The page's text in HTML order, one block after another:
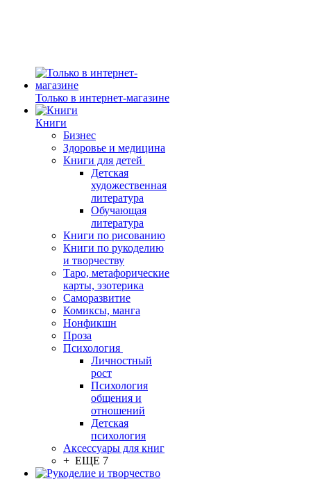
Только в интернет-магазине
Книги
Бизнес
Здоровье и медицина
Книги для детей
Детская
художественная
литература
Обучающая
литература
Книги по рисованию
Книги по рукоделию
и творчеству
Таро, метафорические
карты, эзотерика
Саморазвитие
Комиксы, манга
Нонфикшн
Проза
Психология
Личностный
рост
Психология
общения и
отношений
Детская
психология
Аксессуары для книг
+ ЕЩЕ 7